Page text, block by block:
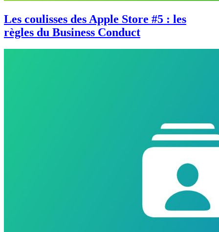
Les coulisses des Apple Store #5 : les
règles du Business Conduct